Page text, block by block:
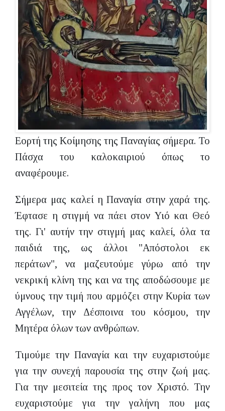
Εορτή της Κοίμησης της Παναγίας σήμερα. Το
Πάσχα του καλοκαιριού όπως το
αναφέρουμε.
Σήμερα μας καλεί η Παναγία στην χαρά της.
Έφτασε η στιγμή να πάει στον Υιό και Θεό
της. Γι' αυτήν την στιγμή μας καλεί, όλα τα
παιδιά της, ως άλλοι "Απόστολοι εκ
περάτων", να μαζευτούμε γύρω από την
νεκρική κλίνη της και να της αποδώσουμε με
ύμνους την τιμή που αρμόζει στην Κυρία των
Αγγέλων, την Δέσποινα του κόσμου, την
Μητέρα όλων των ανθρώπων.
Τιμούμε την Παναγία και την ευχαριστούμε
για την συνεχή παρουσία της στην ζωή μας.
Για την μεσιτεία της προς τον Χριστό. Την
ευχαριστούμε για την γαλήνη που μας